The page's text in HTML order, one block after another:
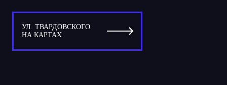
УЛ. ТВАРДОВСКОГО
НА КАРТАХ